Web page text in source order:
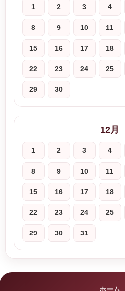
1 2 3 4
8 9 10 11
15 16 17 18
22 23 24 25
29 30
12月
1 2 3 4
8 9 10 11
15 16 17 18
22 23 24 25
29 30 31
ホーム